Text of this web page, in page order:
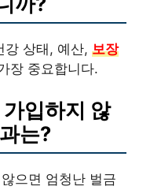
강 상태, 예산, 보장
장 중요합니다.
입하지 않
는?
으면 엄청난 벌금